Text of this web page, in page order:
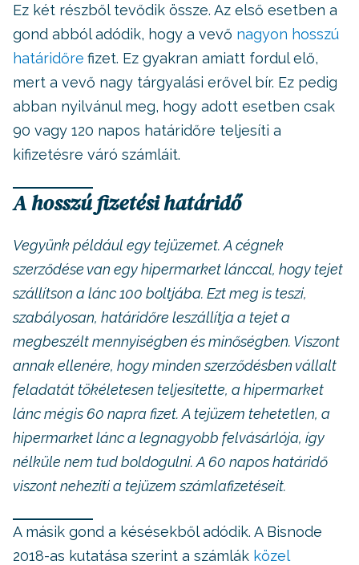
Ez két részből tevődik össze. Az első esetben a
gond abból adódik, hogy a vevő nagyon hosszú
határidőre fizet. Ez gyakran amiatt fordul elő,
mert a vevő nagy tárgyalási erővel bír. Ez pedig
abban nyilvánul meg, hogy adott esetben csak
90 vagy 120 napos határidőre teljesíti a
kifizetésre váró számláit.
A hosszú fizetési határidő
Vegyünk például egy tejüzemet. A cégnek
szerződése van egy hipermarket lánccal, hogy tejet
szállítson a lánc 100 boltjába. Ezt meg is teszi,
szabályosan, határidőre leszállítja a tejet a
megbeszélt mennyiségben és minőségben. Viszont
annak ellenére, hogy minden szerződésben vállalt
feladatát tökéletesen teljesítette, a hipermarket
lánc mégis 60 napra fizet. A tejüzem tehetetlen, a
hipermarket lánc a legnagyobb felvásárlója, így
nélküle nem tud boldogulni. A 60 napos határidő
viszont nehezíti a tejüzem számlafizetéseit.
A másik gond a késésekből adódik. A Bisnode
2018-as kutatása szerint a számlák közel